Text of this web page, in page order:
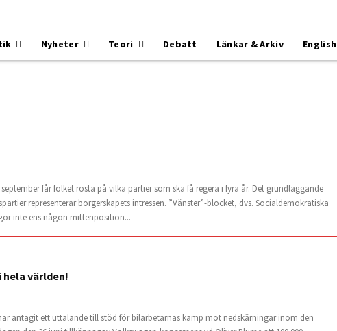
Nyheter Teori Debatt Länkar & Arkiv English
får folket rösta på vilka partier som ska få regera i fyra år. Det grundläggande
representerar borgerskapets intressen. ”Vänster”-blocket, dvs. Socialdemokratiska
inte ens någon mittenposition...
världen!
antagit ett uttalande till stöd för bilarbetarnas kamp mot nedskärningar inom den